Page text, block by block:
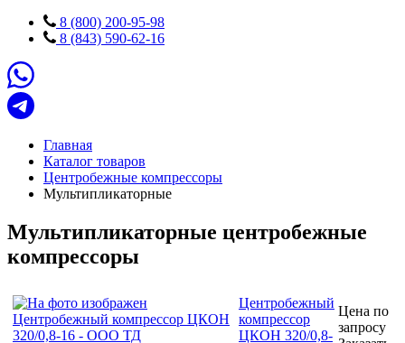
8 (800) 200-95-98
8 (843) 590-62-16
Главная
Каталог товаров
Центробежные компрессоры
Мультипликаторные
Мультипликаторные центробежные
компрессоры
Центробежный
компрессор
ЦКОН 320/0,8-
Цена по
запросу